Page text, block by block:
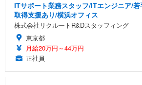
ITサポート業務スタッフ/ITエンジニア/
取得支援あり/横浜オフィス
株式会社リクルートR&Dスタッフィング
東京都
月給20万円～44万円
正社員